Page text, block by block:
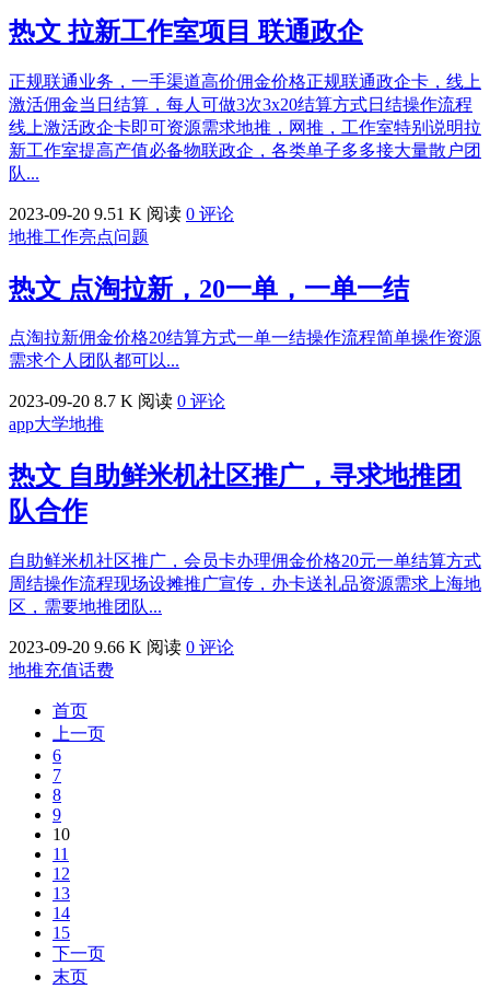
热文拉新工作室项目 联通政企
正规联通业务，一手渠道高价佣金价格正规联通政企卡，线上
激活佣金当日结算，每人可做3次3x20结算方式日结操作流程
线上激活政企卡即可资源需求地推，网推，工作室特别说明拉
新工作室提高产值必备物联政企，各类单子多多接大量散户团
队...
2023-09-20 9.51 K 阅读 0 评论
地推工作亮点问题
热文 点淘拉新，20一单，一单一结
点淘拉新佣金价格20结算方式一单一结操作流程简单操作资源
需求个人团队都可以...
2023-09-20 8.7 K 阅读 0 评论
app大学地推
热文 自助鲜米机社区推广，寻求地推团
队合作
自助鲜米机社区推广，会员卡办理佣金价格20元一单结算方式
周结操作流程现场设摊推广宣传，办卡送礼品资源需求上海地
区，需要地推团队...
2023-09-20 9.66 K 阅读 0 评论
地推充值话费
首页
上一页
6
7
8
9
10
11
12
13
14
15
下一页
末页